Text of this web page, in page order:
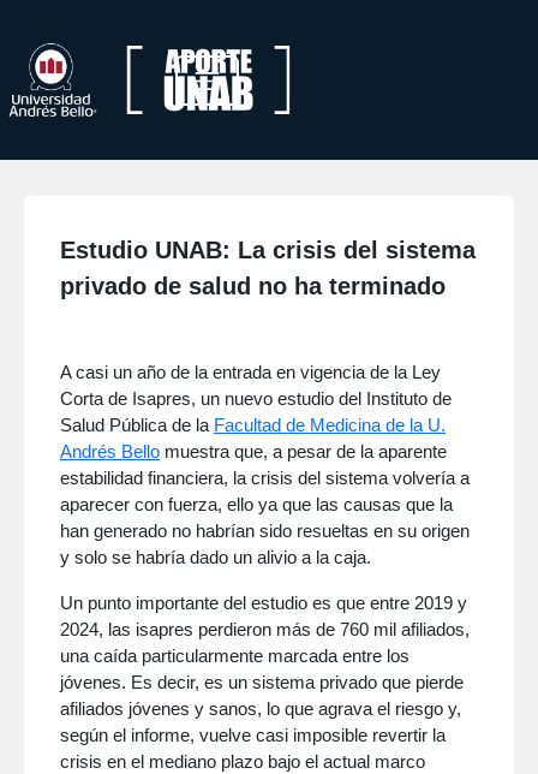
Estudio UNAB: La crisis del sistema
privado de salud no ha terminado
A casi un año de la entrada en vigencia de la Ley
Corta de Isapres, un nuevo estudio del Instituto de
Salud Pública de la Facultad de Medicina de la U.
Andrés Bello muestra que, a pesar de la aparente
estabilidad financiera, la crisis del sistema volvería a
aparecer con fuerza, ello ya que las causas que la
han generado no habrían sido resueltas en su origen
y solo se habría dado un alivio a la caja.
Un punto importante del estudio es que entre 2019 y
2024, las isapres perdieron más de 760 mil afiliados,
una caída particularmente marcada entre los
jóvenes. Es decir, es un sistema privado que pierde
afiliados jóvenes y sanos, lo que agrava el riesgo y,
según el informe, vuelve casi imposible revertir la
crisis en el mediano plazo bajo el actual marco